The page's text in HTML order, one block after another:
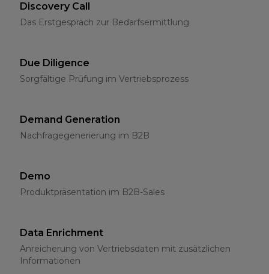
Discovery Call
Das Erstgespräch zur Bedarfsermittlung
Due Diligence
Sorgfältige Prüfung im Vertriebsprozess
Demand Generation
Nachfragegenerierung im B2B
Demo
Produktpräsentation im B2B-Sales
Data Enrichment
Anreicherung von Vertriebsdaten mit zusätzlichen
Informationen